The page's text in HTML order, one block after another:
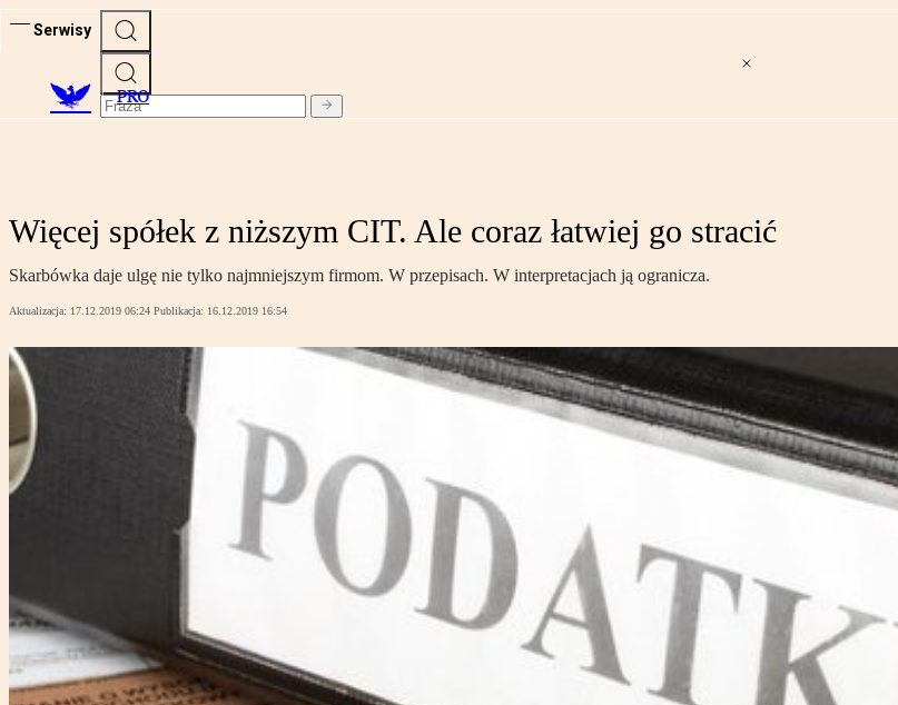
Serwisy
PRO
Więcej spółek z niższym CIT. Ale coraz łatwiej go stracić
Skarbówka daje ulgę nie tylko najmniejszym firmom. W przepisach. W interpretacjach ją ogranicza.
Aktualizacja: 17.12.2019 06:24 Publikacja: 16.12.2019 16:54